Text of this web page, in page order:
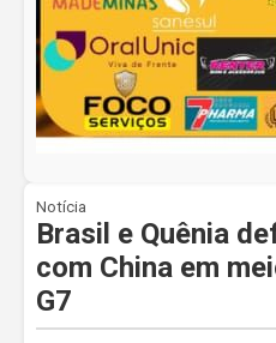
Notícia
Brasil e Quênia
com China em
G7